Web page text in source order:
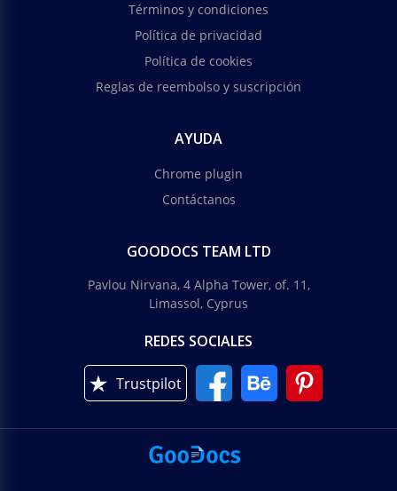
Términos y condiciones
Política de privacidad
Política de cookies
Reglas de reembolso y suscripción
AYUDA
Chrome plugin
Contáctanos
GOODOCS TEAM LTD
Pavlou Nirvana, 4 Alpha Tower, of. 11,
Limassol, Cyprus
REDES SOCIALES
Trustpilot